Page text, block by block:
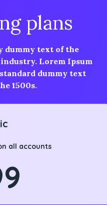
plans
dummy text of the
Lorem Ipsum
dummy text
1500s.
all accounts